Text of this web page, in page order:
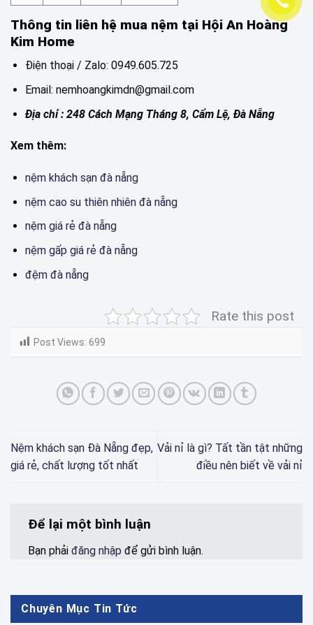
Thông tin liên hệ mua nệm tại Hội An Hoàng
Kim Home
Điện thoại / Zalo: 0949.605.725
Email: nemhoangkimdn@gmail.com
Địa chỉ : 248 Cách Mạng Tháng 8, Cẩm Lệ, Đà Nẵng
Xem thêm:
nệm khách sạn đà nẵng
nệm cao su thiên nhiên đà nẵng
nệm giá rẻ đà nẵng
nệm gấp giá rẻ đà nẵng
đệm đà nẵng
Rate this post
Post Views: 699
Nệm khách sạn Đà Nẵng đẹp,
giá rẻ, chất lượng tốt nhất
Vải nỉ là gì? Tất tần tật những
điều nên biết về vải nỉ
Để lại một bình luận
Bạn phải đăng nhập để gửi bình luận.
Chuyên Mục Tin Tức